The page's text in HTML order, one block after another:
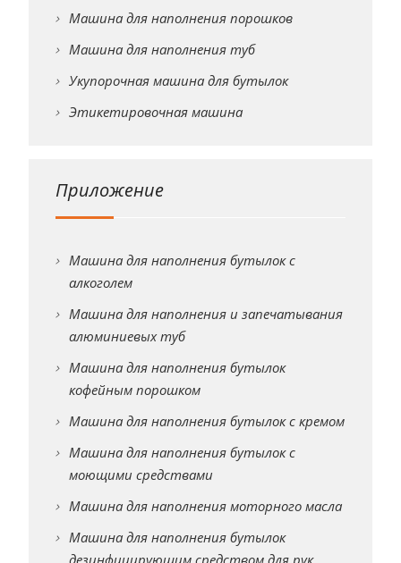
Машина для наполнения порошков
Машина для наполнения туб
Укупорочная машина для бутылок
Этикетировочная машина
Приложение
Машина для наполнения бутылок с
алкоголем
Машина для наполнения и запечатывания
алюминиевых туб
Машина для наполнения бутылок
кофейным порошком
Машина для наполнения бутылок с кремом
Машина для наполнения бутылок с
моющими средствами
Машина для наполнения моторного масла
Машина для наполнения бутылок